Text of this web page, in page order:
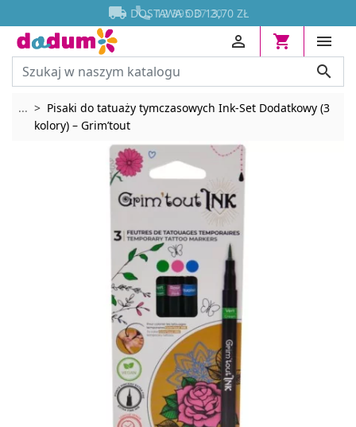

 DOSTAWA OD 13,70 ZŁ






... Rozwiń breadcrumbs
Pisaki do tatuaży tymczasowych Ink-Set Dodatkowy (3
kolory) – Grim’tout